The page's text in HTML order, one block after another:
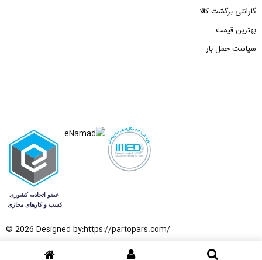
گارانتی برگشت کالا
بهترین قیمت
سیاست حمل بار
© 2026 Designed by:https://partopars.com/